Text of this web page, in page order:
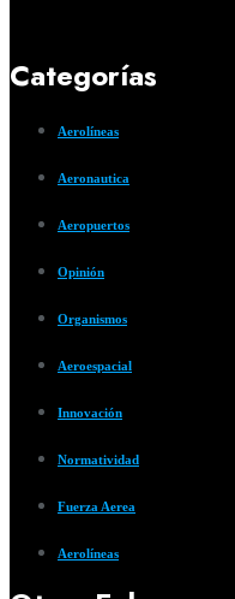
Categorías
Aerolíneas
Aeronautica
Aeropuertos
Opinión
Organismos
Aeroespacial
Innovación
Normatividad
Fuerza Aerea
Aerolíneas